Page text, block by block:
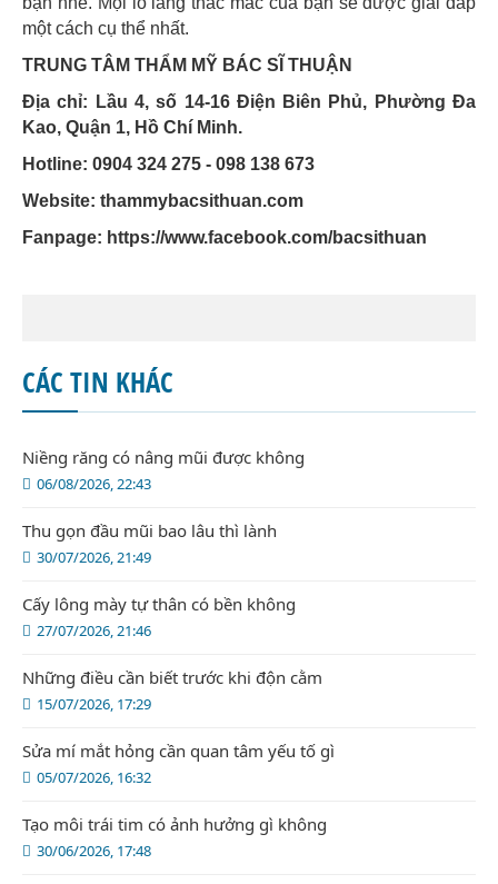
một cách cụ thể nhất.
TRUNG TÂM THẨM MỸ BÁC SĨ THUẬN
Địa chỉ: Lầu 4, số 14-16 Điện Biên Phủ, Phường Đa
Kao, Quận 1, Hồ Chí Minh.
Hotline: 0904 324 275 - 098 138 673
Website: thammybacsithuan.com
Fanpage: https://www.facebook.com/bacsithuan
CÁC TIN KHÁC
06/08/2026, 22:43
Niềng răng có nâng mũi được không
30/07/2026, 21:49
Thu gọn đầu mũi bao lâu thì lành
27/07/2026, 21:46
Cấy lông mày tự thân có bền không
15/07/2026, 17:29
Những điều cần biết trước khi độn cằm
05/07/2026, 16:32
Sửa mí mắt hỏng cần quan tâm yếu tố gì
30/06/2026, 17:48
Tạo môi trái tim có ảnh hưởng gì không